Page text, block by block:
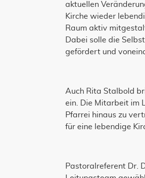
aktuellen
Kirche wieder
Raum aktiv
Dabei solle die
gefördert und
Auch Rita Stalbold
ein. Die Mitarbeit im
Pfarrei hinaus zu
für eine lebendige
Pastoralreferent Dr.